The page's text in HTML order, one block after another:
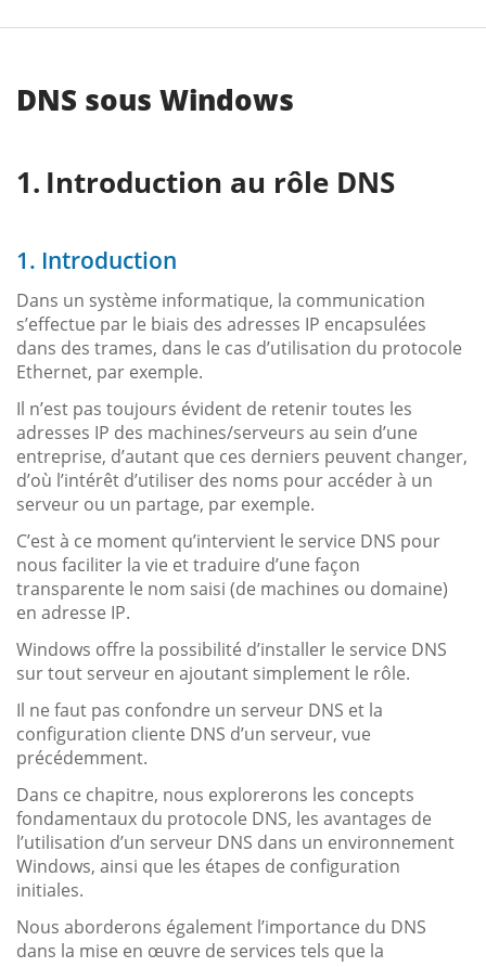
DNS sous Windows
Introduction au rôle DNS
1. Introduction
Dans un système informatique, la communication
s’effectue par le biais des adresses IP encapsulées
dans des trames, dans le cas d’utilisation du protocole
Ethernet, par exemple.
Il n’est pas toujours évident de retenir toutes les
adresses IP des machines/serveurs au sein d’une
entreprise, d’autant que ces derniers peuvent changer,
d’où l’intérêt d’utiliser des noms pour accéder à un
serveur ou un partage, par exemple.
C’est à ce moment qu’intervient le service DNS pour
nous faciliter la vie et traduire d’une façon
transparente le nom saisi (de machines ou domaine)
en adresse IP.
Windows offre la possibilité d’installer le service DNS
sur tout serveur en ajoutant simplement le rôle.
Il ne faut pas confondre un serveur DNS et la
configuration cliente DNS d’un serveur, vue
précédemment.
Dans ce chapitre, nous explorerons les concepts
fondamentaux du protocole DNS, les avantages de
l’utilisation d’un serveur DNS dans un environnement
Windows, ainsi que les étapes de configuration
initiales.
Nous aborderons également l’importance du DNS
dans la mise en œuvre de services tels que la